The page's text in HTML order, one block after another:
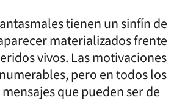
tienen un sinfín de
materializados frente
vivos. Las motivaciones
pero en todos los
que pueden ser de